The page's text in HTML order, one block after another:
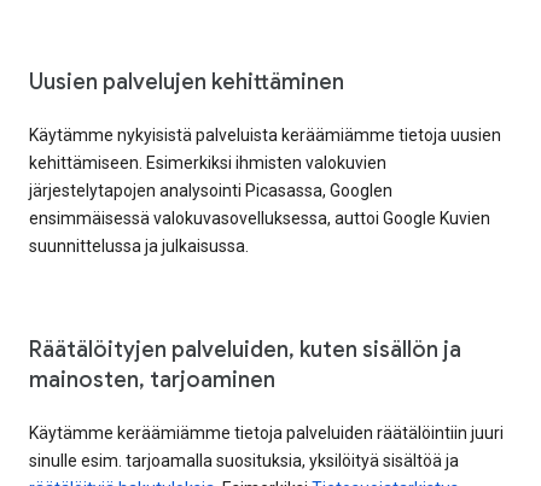
Uusien palvelujen kehittäminen
Käytämme nykyisistä palveluista keräämiämme tietoja uusien
kehittämiseen. Esimerkiksi ihmisten valokuvien
järjestelytapojen analysointi Picasassa, Googlen
ensimmäisessä valokuvasovelluksessa, auttoi Google Kuvien
suunnittelussa ja julkaisussa.
Räätälöityjen palveluiden, kuten sisällön ja
mainosten, tarjoaminen
Käytämme keräämiämme tietoja palveluiden räätälöintiin juuri
sinulle esim. tarjoamalla suosituksia, yksilöityä sisältöä ja